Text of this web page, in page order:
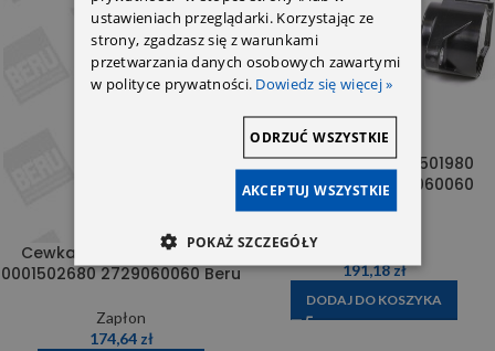
Cewka m272 0001501980
0001502680 2729060060 Beru
Zapłon
174,64 zł
Cewka m272 0001501980
0001502680 2729060060
Delphi
191,18zł
DODAJ DO KOSZYKA
ustawieniach przeglądarki. Korzystając ze
strony, zgadzasz się z warunkami
przetwarzania danych osobowych zawartymi
w polityce prywatności. Dowiedz się więcej »
AKCEPTUJ WSZYSTKIE
ODRZUĆ WSZYSTKIE
POKAŻ SZCZEGÓŁY